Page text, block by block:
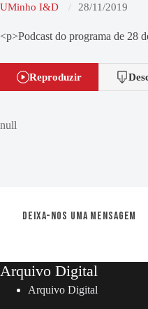
UMinho I&D 28/11/2019
<p>Podcast do programa de 28
Reproduzir
null
Deixa-nos uma mensagem
Arquivo Digital
Arquivo Digital